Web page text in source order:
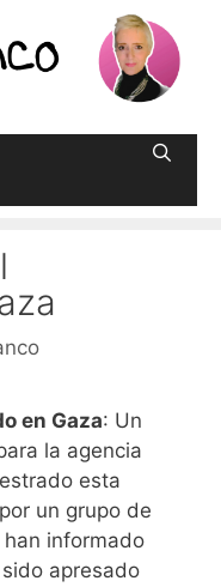
en Gaza: Un
la agencia
esta
un grupo de
informado
apresado